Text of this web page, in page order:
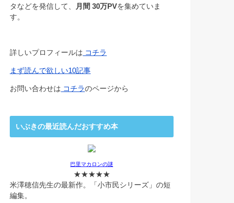
タなどを発信して、
月間 30万PVを集めていま
す。
詳しいプロフィールは コチラ
まず読んで欲しい10記事
お問い合わせは コチラのページから
いぶきの最近読んだおすすめ本
巴里マカロンの謎
★★★★★
米澤穂信先生の最新作。「小市民シリーズ」の短
編集。